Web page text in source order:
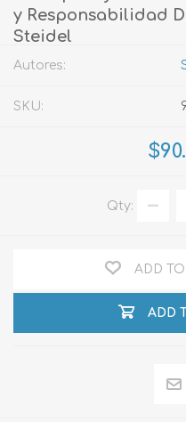
y Responsabilidad
Steidel
Autores:
SKU:
Qty:
ADD TO
ADD